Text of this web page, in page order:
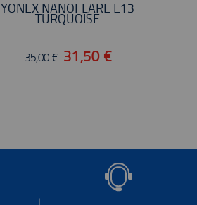
YONEX NANOFLARE E13
TURQUOISE
35,00 € 31,50 €